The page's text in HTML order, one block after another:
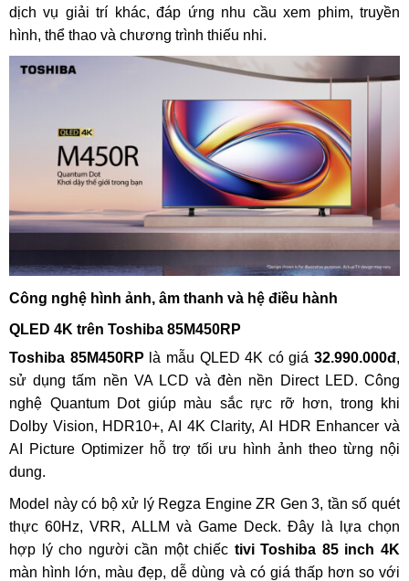
dịch vụ giải trí khác, đáp ứng nhu cầu xem phim, truyền
hình, thể thao và chương trình thiếu nhi.
Công nghệ hình ảnh, âm thanh và hệ điều hành
QLED 4K trên Toshiba 85M450RP
Toshiba 85M450RP là mẫu QLED 4K có giá 32.990.000đ,
sử dụng tấm nền VA LCD và đèn nền Direct LED. Công
nghệ Quantum Dot giúp màu sắc rực rỡ hơn, trong khi
Dolby Vision, HDR10+, AI 4K Clarity, AI HDR Enhancer và
AI Picture Optimizer hỗ trợ tối ưu hình ảnh theo từng nội
dung.
Model này có bộ xử lý Regza Engine ZR Gen 3, tần số quét
thực 60Hz, VRR, ALLM và Game Deck. Đây là lựa chọn
hợp lý cho người cần một chiếc tivi Toshiba 85 inch 4K
màn hình lớn, màu đẹp, dễ dùng và có giá thấp hơn so với